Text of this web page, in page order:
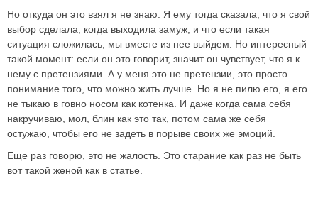
Но откуда он это взял я не знаю. Я ему тогда сказала, что я свой
выбор сделала, когда выходила замуж, и что если такая
ситуация сложилась, мы вместе из нее выйдем. Но интересный
такой момент: если он это говорит, значит он чувствует, что я к
нему с претензиями. А у меня это не претензии, это просто
понимание того, что можно жить лучше. Но я не пилю его, я его
не тыкаю в говно носом как котенка. И даже когда сама себя
накручиваю, мол, блин как это так, потом сама же себя
остужаю, чтобы его не задеть в порыве своих же эмоций.
Еще раз говорю, это не жалость. Это старание как раз не быть
вот такой женой как в статье.